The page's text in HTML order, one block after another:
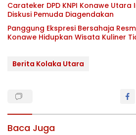
Carateker DPD KNPI Konawe Utara
Diskusi Pemuda Diagendakan
Panggung Ekspresi Bersahaja
Konawe Hidupkan Wisata Kuliner
Berita Kolaka Utara
Baca Juga